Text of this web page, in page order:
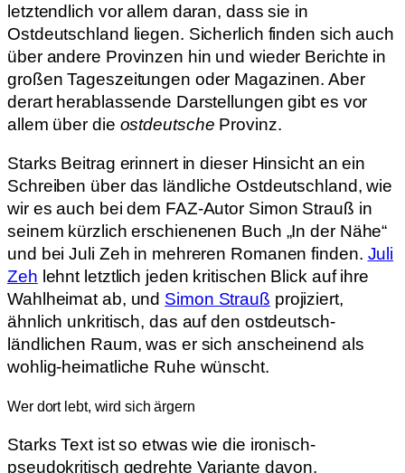
letztendlich vor allem daran, dass sie in
Ostdeutschland liegen. Sicherlich finden sich auch
über andere Provinzen hin und wieder Berichte in
großen Tageszeitungen oder Magazinen. Aber
derart herablassende Darstellungen gibt es vor
allem über die ostdeutsche Provinz.
Starks Beitrag erinnert in dieser Hinsicht an ein
Schreiben über das ländliche Ostdeutschland, wie
wir es auch bei dem FAZ-Autor Simon Strauß in
seinem kürzlich erschienenen Buch „In der Nähe“
und bei Juli Zeh in mehreren Romanen finden. Juli
Zeh lehnt letztlich jeden kritischen Blick auf ihre
Wahlheimat ab, und Simon Strauß projiziert,
ähnlich unkritisch, das auf den ostdeutsch-
ländlichen Raum, was er sich anscheinend als
wohlig-heimatliche Ruhe wünscht.
Wer dort lebt, wird sich ärgern
Starks Text ist so etwas wie die ironisch-
pseudokritisch gedrehte Variante davon.